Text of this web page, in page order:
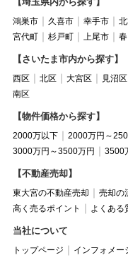
鴻巣市 久喜市 幸手市
宮代町
杉戸町 上尾市
【さいたま市内から探す】
西区 北区 大宮区 見沼区
南区
【物件価格から探す】
2000万以下 2000万円～
3000万円～3500万円
3500
【不動産売却】
東大宮の不動産売却 売却の
高く売るポイント
よくある
当社について
トップページ インフォメー